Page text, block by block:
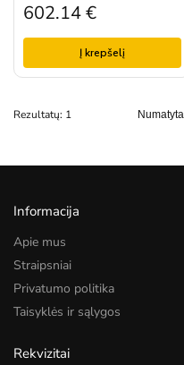
602.14€
Į krepšelį
Rezultatų: 1
Informacija
Apie mus
Straipsniai
Privatumo politika
Taisyklės ir sąlygos
Rekvizitai